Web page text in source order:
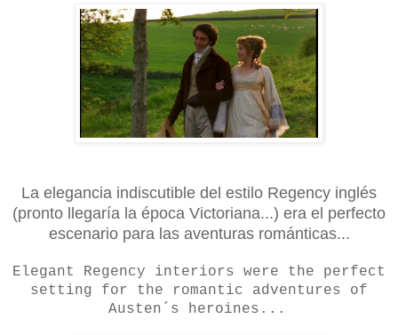
La elegancia indiscutible del estilo Regency inglés
(pronto llegaría la época Victoriana...) era el perfecto
escenario para las aventuras románticas...
Elegant Regency interiors were the perfect
setting for the romantic adventures of
Austen´s heroines...